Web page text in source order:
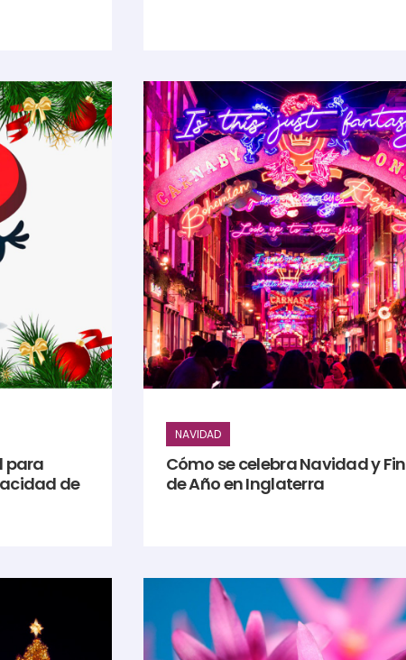
para
de
NAVIDAD
Cómo se celebra Navidad y Fin
de Año en Inglaterra